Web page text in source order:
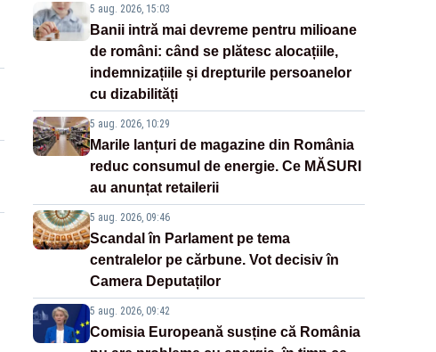
5 aug. 2026, 15:03
Banii intră mai devreme pentru milioane
de români: când se plătesc alocațiile,
indemnizațiile și drepturile persoanelor
cu dizabilități
5 aug. 2026, 10:29
Marile lanțuri de magazine din România
reduc consumul de energie. Ce MĂSURI
au anunțat retailerii
5 aug. 2026, 09:46
Scandal în Parlament pe tema
centralelor pe cărbune. Vot decisiv în
Camera Deputaților
5 aug. 2026, 09:42
Comisia Europeană susține că România